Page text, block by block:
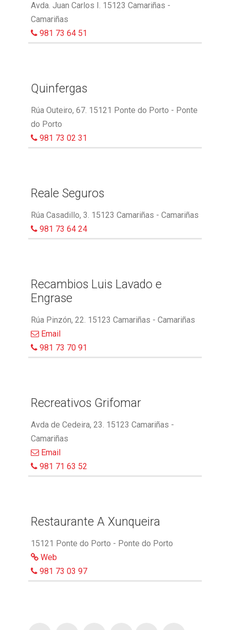
Avda. Juan Carlos I. 15123 Camariñas -
Camariñas
981 73 64 51
Quinfergas
Rúa Outeiro, 67. 15121 Ponte do Porto - Ponte
do Porto
981 73 02 31
Reale Seguros
Rúa Casadillo, 3. 15123 Camariñas - Camariñas
981 73 64 24
Recambios Luis Lavado e
Engrase
Rúa Pinzón, 22. 15123 Camariñas - Camariñas
Email
981 73 70 91
Recreativos Grifomar
Avda de Cedeira, 23. 15123 Camariñas -
Camariñas
Email
981 71 63 52
Restaurante A Xunqueira
15121 Ponte do Porto - Ponte do Porto
Web
981 73 03 97